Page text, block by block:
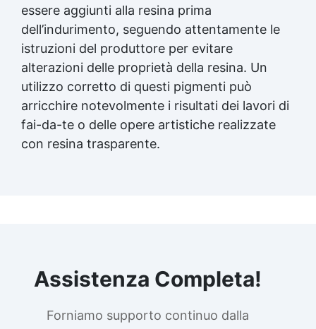
STAMPO IN SILICONE: va spedito a
sorpresa. Stampo di alta qualità e
morbido,non tossico, insapore, può essere
riutilizzato, facile da pulire. valutazione di
temperatura:-40 centigrado a + 210
centigradi. Scarica la Scheda di Sicurezza
(Resina Epossidica): 1) componente A
2) componente B Scarica i Suggerimenti
Tecnici ( TDS)
essere aggiunti alla resina prima
dell’indurimento, seguendo attentamente le
istruzioni del produttore per evitare
alterazioni delle proprietà della resina. Un
utilizzo corretto di questi pigmenti può
arricchire notevolmente i risultati dei lavori di
fai-da-te o delle opere artistiche realizzate
con resina trasparente.
Assistenza Completa!
Forniamo supporto continuo dalla